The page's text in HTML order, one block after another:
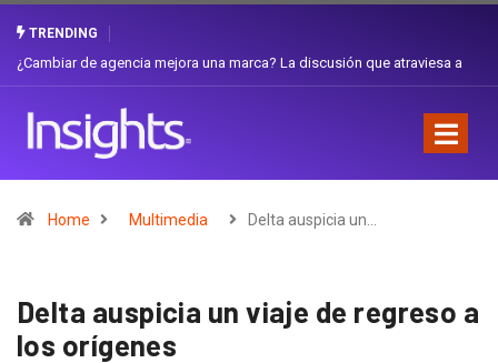
TRENDING
Gabriela Herrera y el arte de cambiarse el sombrero en Corporación
Home Multimedia Delta auspicia un…
Delta auspicia un viaje de regreso a
los orígenes